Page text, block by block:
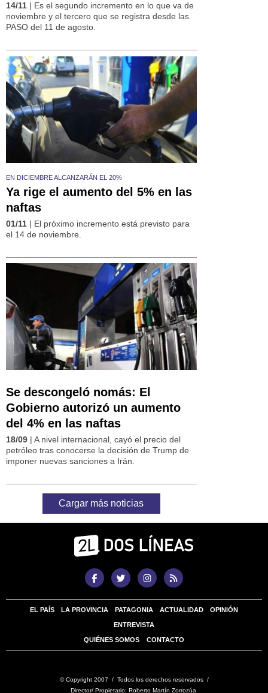
14/11 | Es el segundo incremento en lo que va de
noviembre y el tercero que se registra desde las
PASO del 11 de agosto.
EN DICIEMBRE ALCANZARÁN EL 20%
Ya rige el aumento del 5% en las
naftas
01/11 | El próximo incremento está previsto para
el 14 de noviembre.
Se descongeló nomás: El
Gobierno autorizó un aumento
del 4% en las naftas
18/09 | A nivel internacional, cayó el precio del
petróleo tras conocerse la decisión de Trump de
imponer nuevas sanciones a Irán.
Cargar más noticias
EL PAÍS LA PROVINCIA PATAGONIA ACTUALIDAD OPINIÓN
ENTREVISTA
QUIÉNES SOMOS CONTACTO
© Copyright 2007 / Todos los derechos reservados /
Director/ Propietario: Roberto Martín Zorrozúa